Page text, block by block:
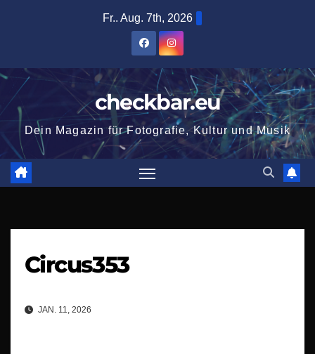
Fr.. Aug. 7th, 2026
checkbar.eu
Dein Magazin für Fotografie, Kultur und Musik
Circus353
JAN. 11, 2026